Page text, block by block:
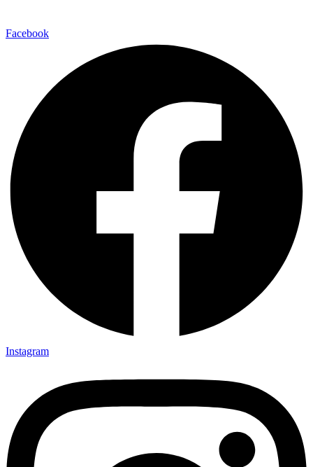
Facebook
Instagram